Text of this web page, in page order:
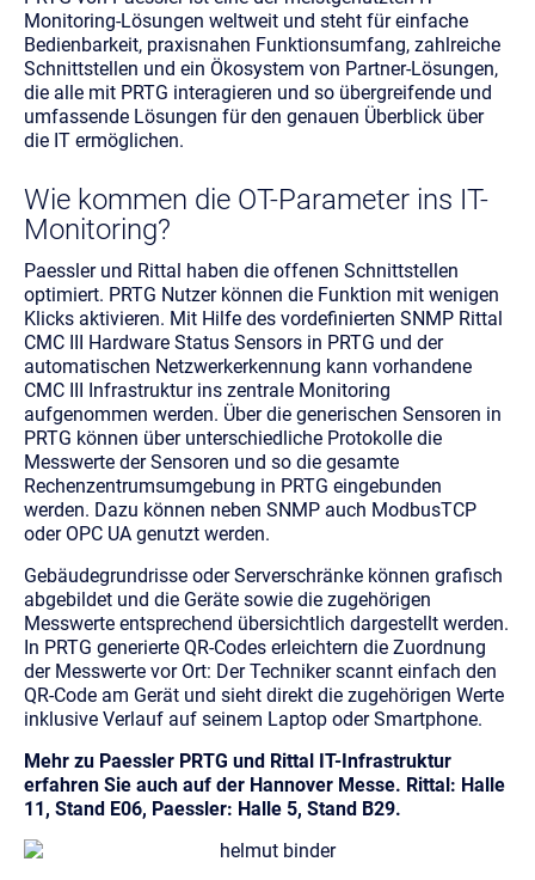
Monitoring-Lösungen weltweit und steht für einfache
Bedienbarkeit, praxisnahen Funktionsumfang, zahlreiche
Schnittstellen und ein Ökosystem von Partner-Lösungen,
die alle mit PRTG interagieren und so übergreifende und
umfassende Lösungen für den genauen Überblick über
die IT ermöglichen.
Wie kommen die OT-Parameter ins IT-
Monitoring?
Paessler und Rittal haben die offenen Schnittstellen
optimiert. PRTG Nutzer können die Funktion mit wenigen
Klicks aktivieren. Mit Hilfe des vordefinierten SNMP Rittal
CMC III Hardware Status Sensors in PRTG und der
automatischen Netzwerkerkennung kann vorhandene
CMC III Infrastruktur ins zentrale Monitoring
aufgenommen werden. Über die generischen Sensoren in
PRTG können über unterschiedliche Protokolle die
Messwerte der Sensoren und so die gesamte
Rechenzentrumsumgebung in PRTG eingebunden
werden. Dazu können neben SNMP auch ModbusTCP
oder OPC UA genutzt werden.
Gebäudegrundrisse oder Serverschränke können grafisch
abgebildet und die Geräte sowie die zugehörigen
Messwerte entsprechend übersichtlich dargestellt werden.
In PRTG generierte QR-Codes erleichtern die Zuordnung
der Messwerte vor Ort: Der Techniker scannt einfach den
QR-Code am Gerät und sieht direkt die zugehörigen Werte
inklusive Verlauf auf seinem Laptop oder Smartphone.
Mehr zu Paessler PRTG und Rittal IT-Infrastruktur
erfahren Sie auch auf der Hannover Messe. Rittal: Halle
11, Stand E06, Paessler: Halle 5, Stand B29.